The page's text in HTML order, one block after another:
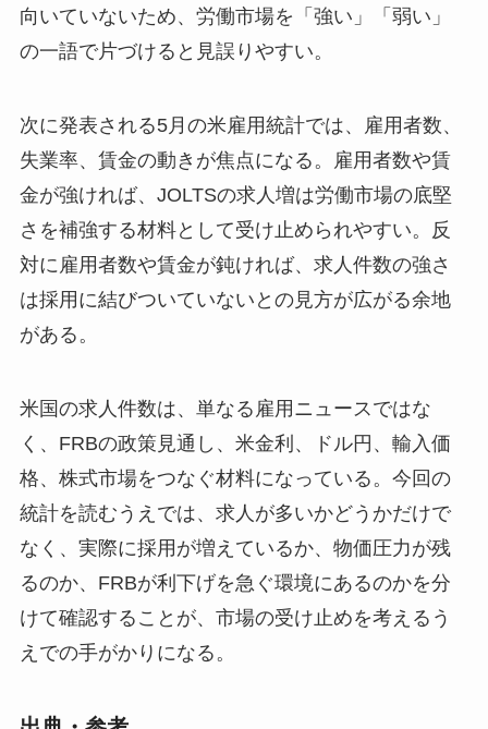
向いていないため、労働市場を「強い」「弱い」
の一語で片づけると見誤りやすい。
次に発表される5月の米雇用統計では、雇用者数、
失業率、賃金の動きが焦点になる。雇用者数や賃
金が強ければ、JOLTSの求人増は労働市場の底堅
さを補強する材料として受け止められやすい。反
対に雇用者数や賃金が鈍ければ、求人件数の強さ
は採用に結びついていないとの見方が広がる余地
がある。
米国の求人件数は、単なる雇用ニュースではな
く、FRBの政策見通し、米金利、ドル円、輸入価
格、株式市場をつなぐ材料になっている。今回の
統計を読むうえでは、求人が多いかどうかだけで
なく、実際に採用が増えているか、物価圧力が残
るのか、FRBが利下げを急ぐ環境にあるのかを分
けて確認することが、市場の受け止めを考えるう
えでの手がかりになる。